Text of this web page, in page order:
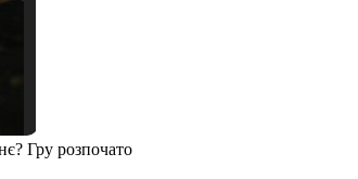
Гру розпочато